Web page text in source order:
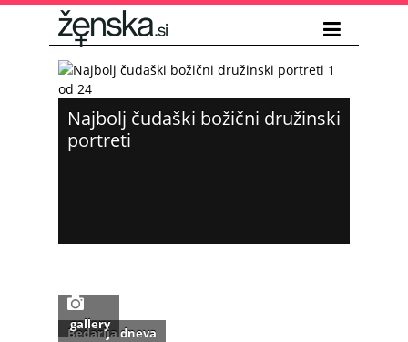
Najbolj čudaški božični družinski
portreti
Bedarija dneva
gallery